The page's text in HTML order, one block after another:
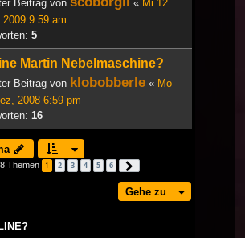
Beitrag von « Mi 12
2009 9:59 am
5
Martin Nebelmaschine?
Beitrag von klobobberle « Mo
2008 6:59 pm
16
Themen 1 2 3 4 5 6
Gehe zu